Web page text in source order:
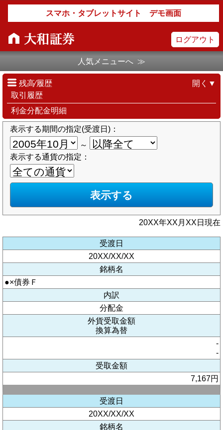
スマホ・タブレットサイト デモ画面
ログアウト
人気メニューへ ≫
開く▼
残高⁄履歴
取引履歴
利金分配金明細
表示する期間の指定(受渡日)：
～
表示する通貨の指定：
20XX年XX月XX日現在
受渡日
20XX/XX/XX
銘柄名
●×債券Ｆ
内訳
分配金
外貨受取金額
換算為替
-
-
受取金額
7,167円
受渡日
20XX/XX/XX
銘柄名